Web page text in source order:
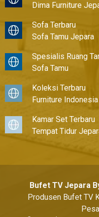
Dima Furniture
Sofa Terbaru
Sofa Tamu Jepara
Spesialis Ruang
Sofa Tamu
Koleksi Terbaru
Furniture Indonesia
Kamar Set Terbaru
Tempat Tidur
Bufet TV Jepara
Produsen Bufet TV